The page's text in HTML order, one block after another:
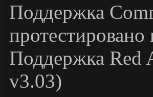
Поддержка
Поддержка Red
v3.03)